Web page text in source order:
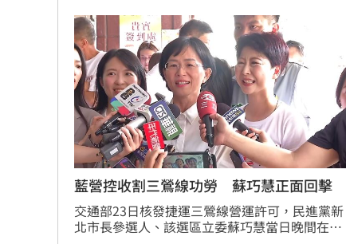
多個關鍵縣市尋求突破。其中，南台灣的台南與
高雄被視為不容有失的基本盤，而北台灣的新北
市則被定位為最具指標意義的終極決戰區。
藍營控收割三鶯線功勞 蘇巧慧正面回擊
交通部23日核發捷運三鶯線營運許可，民進黨新
北市長參選人、該選區立委蘇巧慧當日晚間在臉